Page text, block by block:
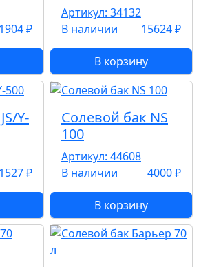
₽
Артикул: 34132
В наличии
15624 ₽
В корзину
Y-
₽
Солевой бак NS
100
Артикул: 44608
В наличии
4000 ₽
В корзину